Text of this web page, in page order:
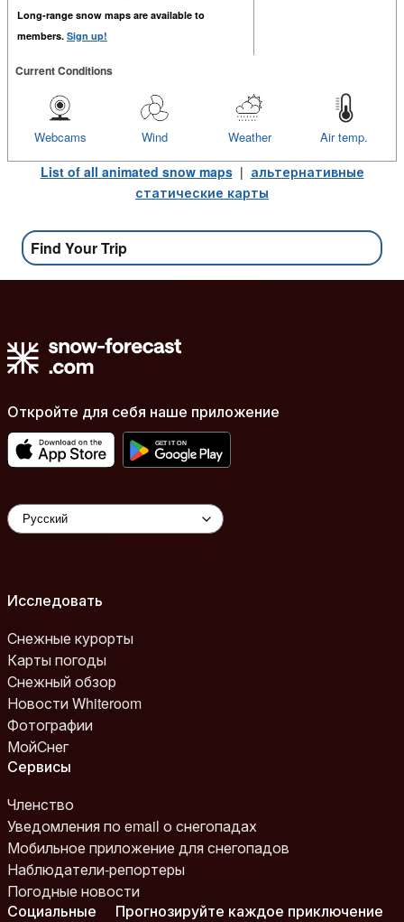
Long-range snow maps are available to
members. Sign up!
Current Conditions
Air temp.
Weather
Wind
Webcams
List of all animated snow maps| альтернативные
статические карты
Find Your Trip
Откройте для себя наше приложение
Исследовать
Снежные курорты
Карты погоды
Снежный обзор
Новости Whiteroom
Фотографии
МойСнег
Сервисы
Членство
Уведомления по email о снегопадах
Мобильное приложение для снегопадов
Наблюдатели-репортеры
Погодные новости
Социальные
Прогнозируйте каждое приключение